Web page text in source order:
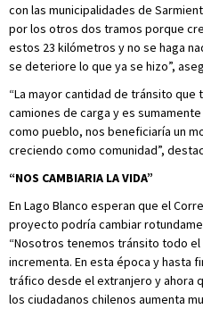
con las municipalidades de
por los otros dos tramos porque
estos 23 kilómetros y no se haga
se deteriore lo que ya se hizo”,
“La mayor cantidad de tránsito que
camiones de carga y es
como pueblo, nos beneficiaría un
creciendo como comunidad”,
“NOS CAMBIARIA LA VIDA”
En Lago Blanco esperan que el
proyecto podría cambiar
“Nosotros tenemos tránsito todo
incrementa. En esta época y hasta
tráfico desde el extranjero y ahora
los ciudadanos chilenos aumenta